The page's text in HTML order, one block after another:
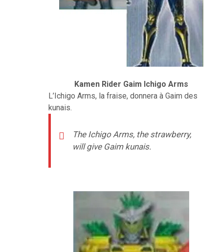
Kamen Rider Gaim Ichigo Arms
L’Ichigo Arms, la fraise, donnera à Gaim des
kunais.
The Ichigo Arms, the strawberry,
will give Gaim kunais.